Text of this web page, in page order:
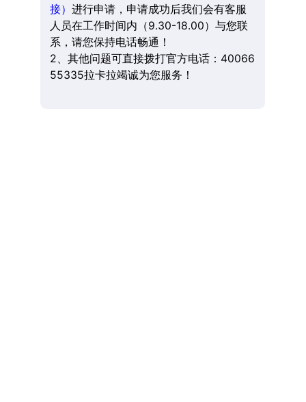
接） 进行申请，申请成功后我们会有客服
人员在工作时间内（9.30-18.00）与您联
系，请您保持电话畅通！
2、其他问题可直接拨打官方电话：40066
55335拉卡拉竭诚为您服务！